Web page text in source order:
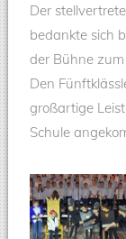
Der
bedankte sich
der Bühne
Den
großartige
Schule